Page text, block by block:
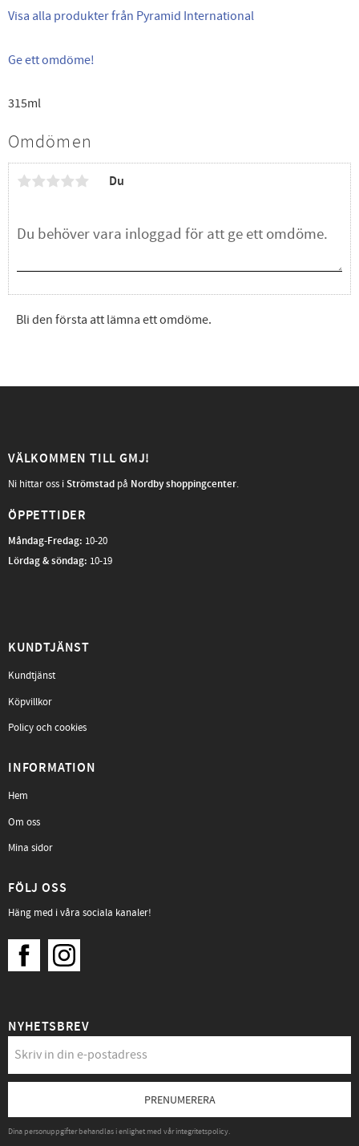
Visa alla produkter från Pyramid International
Ge ett omdöme!
315ml
Omdömen
Du
Bli den första att lämna ett omdöme.
VÄLKOMMEN TILL GMJ!
Ni hittar oss iStrömstad på Nordby shoppingcenter.
ÖPPETTIDER
Måndag-Fredag: 10-20
Lördag & söndag: 10-19
KUNDTJÄNST
Kundtjänst
Köpvillkor
Policy och cookies
INFORMATION
Hem
Om oss
Mina sidor
FÖLJ OSS
Häng med i våra sociala kanaler!
NYHETSBREV
PRENUMERERA
Dina personuppgifter behandlas i enlighet med vårintegritetspolicy.